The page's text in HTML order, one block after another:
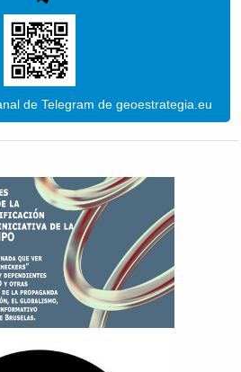
de Telegram de geoestrategia.eu